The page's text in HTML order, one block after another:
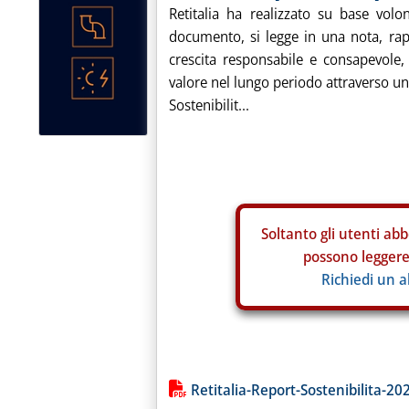
Retitalia ha realizzato su base
documento, si legge in una nota,
crescita responsabile e
valore nel lungo periodo attraverso
Sostenibilit...
Soltanto gli utenti
possono
Richiedi un
Lista allegati PDF alla
Retitalia-Report-Sostenibilita-